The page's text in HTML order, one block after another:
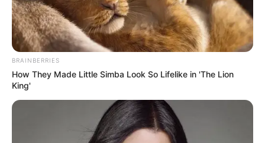
Burittos Rezept –
einfach & lecker
begeistert alle!
September 23, 2025 byanna
BRAINBERRIES
How They Made Little Simba Look So Lifelike in 'The Lion
King'